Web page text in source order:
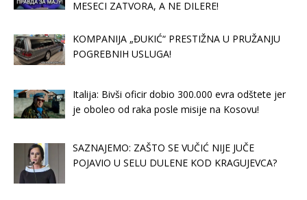
MESECI ZATVORA, A NE DILERE!
KOMPANIJA „ĐUKIĆ“ PRESTIŽNA U PRUŽANJU
POGREBNIH USLUGA!
Italija: Bivši oficir dobio 300.000 evra odštete jer
je oboleo od raka posle misije na Kosovu!
SAZNAJEMO: ZAŠTO SE VUČIĆ NIJE JUČE
POJAVIO U SELU DULENE KOD KRAGUJEVCA?